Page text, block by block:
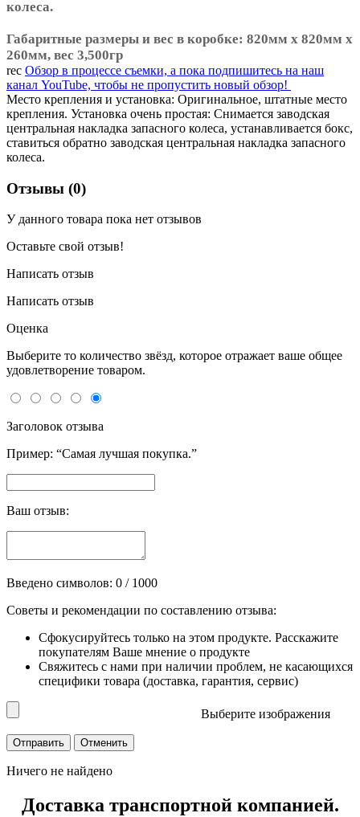
колеса.
Габаритные размеры и вес в коробке: 820мм х 820мм х
260мм, вес 3,500гр
rec Обзор в процессе съемки, а пока подпишитесь на наш
канал YouTube, чтобы не пропустить новый обзор!
Место крепления и установка: Оригинальное, штатные место
крепления. Установка очень простая: Снимается заводская
центральная накладка запасного колеса, устанавливается бокс,
ставиться обратно заводская центральная накладка запасного
колеса.
Отзывы (0)
У данного товара пока нет отзывов
Оставьте свой отзыв!
Написать отзыв
Написать отзыв
Оценка
Выберите то количество звёзд, которое отражает ваше общее
удовлетворение товаром.
Заголовок отзыва
Пример: “Самая лучшая покупка.”
Ваш отзыв:
Введено символов: 0 / 1000
Советы и рекомендации по составлению отзыва:
Сфокусируйтесь только на этом продукте. Расскажите
покупателям Ваше мнение о продукте
Свяжитесь с нами при наличии проблем, не касающихся
специфики товара (доставка, гарантия, сервис)
Выберите изображения
Ничего не найдено
Доставка транспортной компанией.